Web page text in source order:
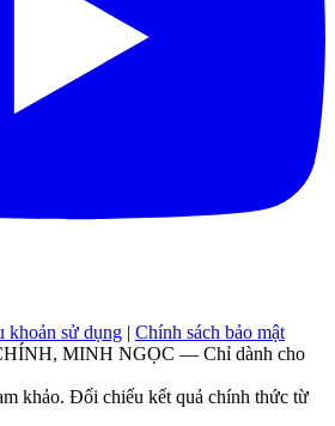
khoản sử dụng | Chính sách bảo mật
MINH NGỌC — Chỉ dành cho
khảo. Đối chiếu kết quả chính thức từ